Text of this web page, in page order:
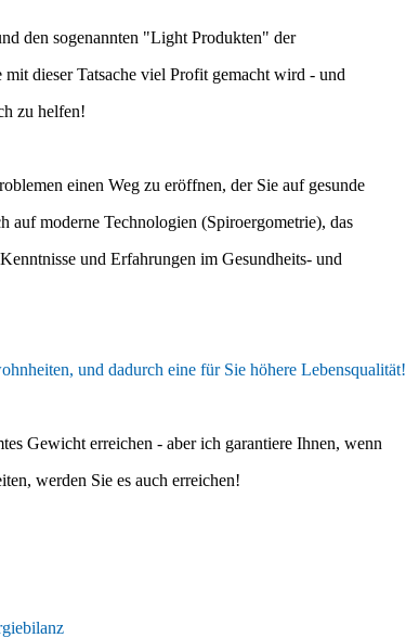
den sogenannten "Light Produkten" der
dieser Tatsache viel Profit gemacht wird - und
zu helfen!
einen Weg zu eröffnen, der Sie auf gesunde
moderne Technologien (Spiroergometrie), das
und Erfahrungen im Gesundheits- und
und dadurch eine für Sie höhere Lebensqualität!
Gewicht erreichen - aber ich garantiere Ihnen, wenn
werden Sie es auch erreichen!